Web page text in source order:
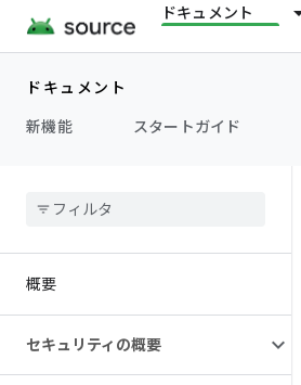
ドキュメント
ドキュメント
新機能
スタートガイド
概要
セキュリティの概要